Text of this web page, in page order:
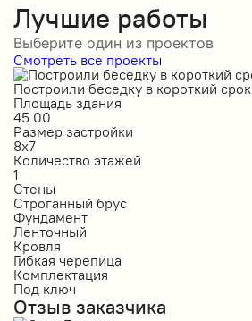
Лучшие работы
Выберите один из проектов
Смотреть все проекты
Построили беседку в короткий срок
Площадь здания
45.00
Размер застройки
8х7
Количество этажей
1
Стены
Строганный брус
Фундамент
Ленточный
Кровля
Гибкая черепица
Комплектация
Под ключ
Отзыв заказчика